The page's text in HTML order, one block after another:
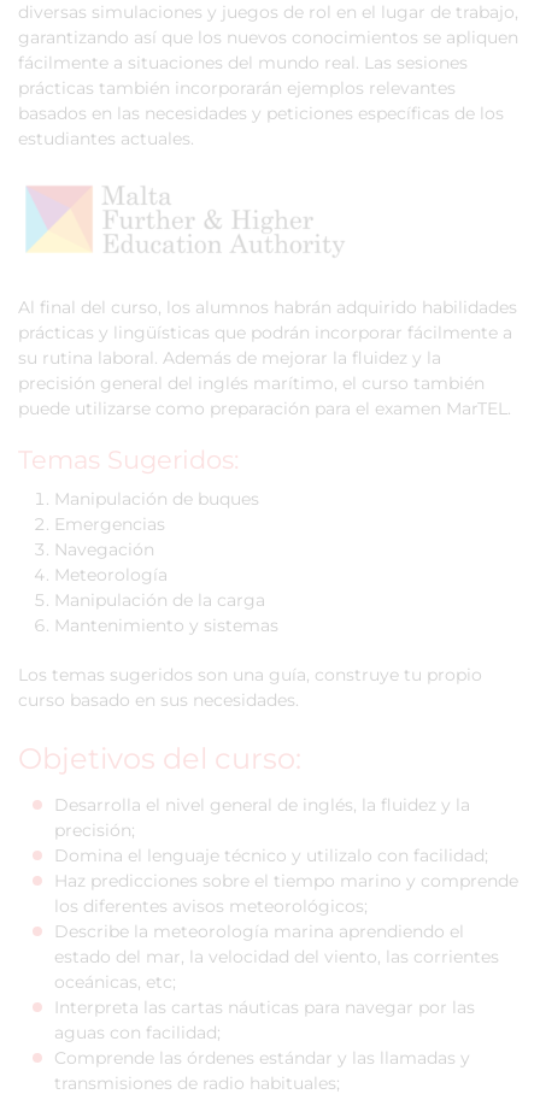
diversas simulaciones y juegos de rol en el lugar de trabajo,
garantizando así que los nuevos conocimientos se apliquen
fácilmente a situaciones del mundo real. Las sesiones
prácticas también incorporarán ejemplos relevantes
basados en las necesidades y peticiones específicas de los
estudiantes actuales.
Al final del curso, los alumnos habrán adquirido habilidades
prácticas y lingüísticas que podrán incorporar fácilmente a
su rutina laboral. Además de mejorar la fluidez y la
precisión general del inglés marítimo, el curso también
puede utilizarse como preparación para el examen MarTEL.
Temas Sugeridos:
Manipulación de buques
Emergencias
Navegación
Meteorología
Manipulación de la carga
Mantenimiento y sistemas
Los temas sugeridos son una guía, construye tu propio
curso basado en sus necesidades.
Objetivos del curso:
Desarrolla el nivel general de inglés, la fluidez y la
precisión;
Domina el lenguaje técnico y utilizalo con facilidad;
Haz predicciones sobre el tiempo marino y comprende
los diferentes avisos meteorológicos;
Describe la meteorología marina aprendiendo el
estado del mar, la velocidad del viento, las corrientes
oceánicas, etc;
Interpreta las cartas náuticas para navegar por las
aguas con facilidad;
Comprende las órdenes estándar y las llamadas y
transmisiones de radio habituales;